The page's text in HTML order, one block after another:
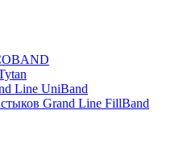
Line UniBand
Grand Line FillBand